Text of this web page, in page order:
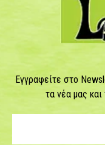
Εγγραφείτε στο
τα νέα μας